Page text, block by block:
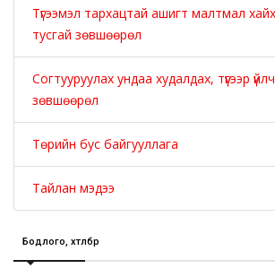
Түгээмэл тархацтай ашигт малтмал
тусгай зөвшөөрөл
Согтууруулах ундаа худалдах, түүгээр
зөвшөөрөл
Төрийн бус байгууллага
Тайлан мэдээ
Бодлого, хөтөлбөр